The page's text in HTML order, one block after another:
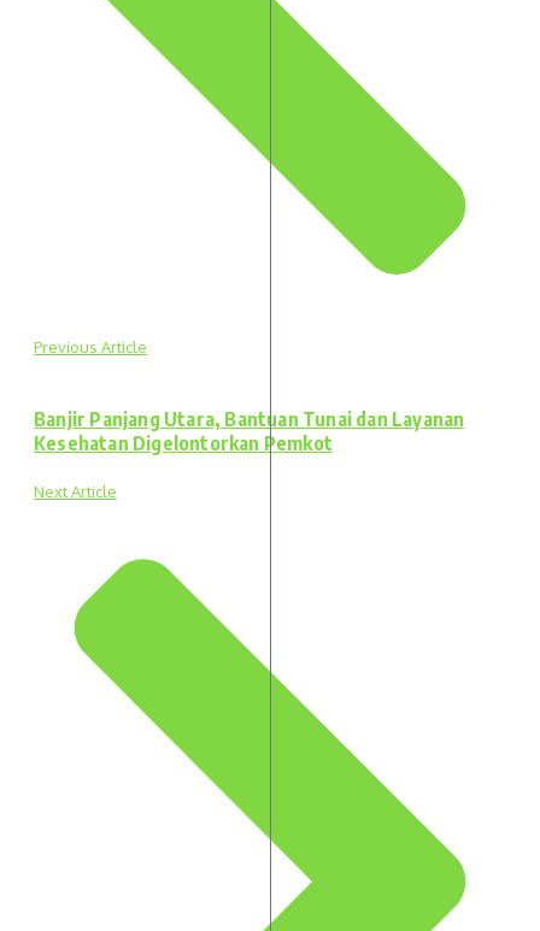
Previous Article
Banjir Panjang Utara, Bantuan Tunai dan Layanan
Kesehatan Digelontorkan Pemkot
Next Article